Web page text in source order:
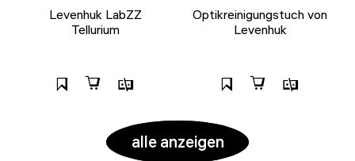
Levenhuk LabZZ
Tellurium
Optikreinigungstuch von
Levenhuk
alle anzeigen